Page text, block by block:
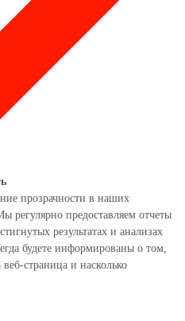
прозрачности в наших
регулярно предоставляем отчеты
результатах и анализах
будете информированы о том,
страница и насколько